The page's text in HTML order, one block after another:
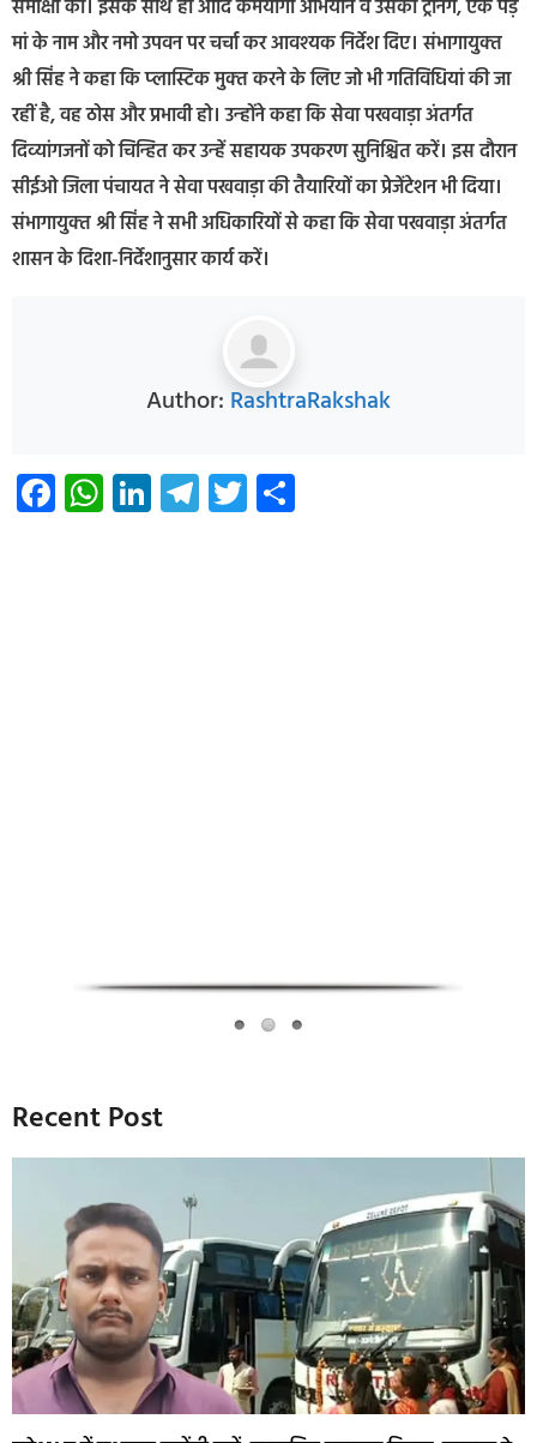
समीक्षा की। इसके साथ ही आदि कर्मयोगी अभियान व उसकी ट्रेनिंग, एक पेड़
मां के नाम और नमो उपवन पर चर्चा कर आवश्‍यक निर्देश दिए। संभागायुक्‍त
श्री सिंह ने कहा कि प्‍लास्टिक मुक्‍त करने के लिए जो भी गतिविधियां की जा
रहीं है, वह ठोस और प्रभावी हो। उन्‍होंने कहा कि सेवा पखवाड़ा अंतर्गत
दिव्‍यांगजनों को चिन्हित कर उन्‍हें सहायक उपकरण सुनिश्चित करें। इस दौरान
सीईओ जिला पंचायत ने सेवा पखवाड़ा की तैयारियों का प्रेजेंटेशन भी दिया।
संभागायुक्‍त श्री सिंह ने सभी अधिकारियों से कहा कि सेवा पखवाड़ा अंतर्गत
शासन के दिशा-निर्देशानुसार कार्य करें।
Author: RashtraRakshak
Facebook
WhatsApp
LinkedIn
Telegram
Twitter
Recent Post